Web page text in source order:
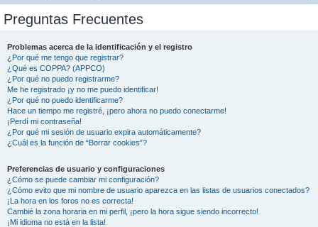
Preguntas Frecuentes
Problemas acerca de la identificación y el registro
¿Por qué me tengo que registrar?
¿Qué es COPPA? (APPCO)
¿Por qué no puedo registrarme?
Me he registrado ¡y no me puedo identificar!
¿Por qué no puedo identificarme?
Hace un tiempo me registré, ¡pero ahora no puedo conectarme!
¡Perdí mi contraseña!
¿Por qué mi sesión de usuario expira automáticamente?
¿Cuál es la función de “Borrar cookies”?
Preferencias de usuario y configuraciones
¿Cómo se puede cambiar mi configuración?
¿Cómo evito que mi nombre de usuario aparezca en las listas de usuarios conectados?
¡La hora en los foros no es correcta!
Cambié la zona horaria en mi perfil, ¡pero la hora sigue siendo incorrecto!
¡Mi idioma no está en la lista!